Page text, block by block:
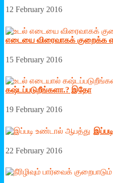
12 February 2016
எடையை விரைவாகக் குறைக்க
15 February 2016
கஷ்டப்படுறீங்களா.? இதோ
19 February 2016
22 February 2016